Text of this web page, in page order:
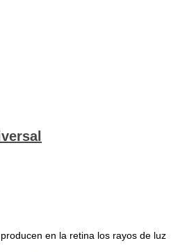
en la retina los rayos de luz